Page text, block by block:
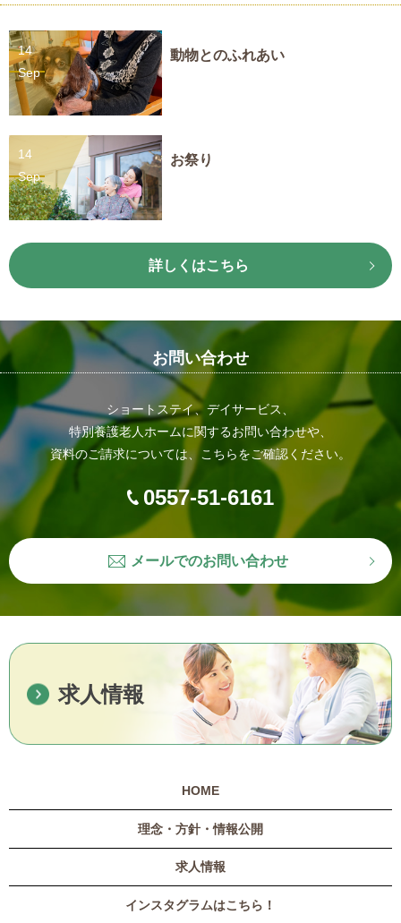
14
Sep
動物とのふれあい
14
Sep
お祭り
詳しくはこちら
お問い合わせ
ショートステイ、デイサービス、
特別養護老人ホームに関するお問い合わせや、
資料のご請求については、こちらをご確認ください。
0557-51-6161
メールでのお問い合わせ
求人情報
HOME
理念・方針・情報公開
求人情報
インスタグラムはこちら！